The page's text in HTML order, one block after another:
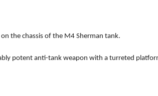
the chassis of the M4 Sherman tank.
potent anti-tank weapon with a turreted